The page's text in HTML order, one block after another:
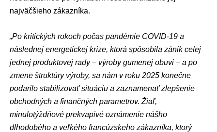
najväčšieho zákazníka.
„Po kritických rokoch počas pandémie COVID-19 a
následnej energetickej kríze, ktorá spôsobila zánik celej
jednej produktovej rady – výroby gumenej obuvi – a po
zmene štruktúry výroby, sa nám v roku 2025 konečne
podarilo stabilizovať situáciu a zaznamenať zlepšenie
obchodných a finančných parametrov. Žiaľ,
minulotýždňové prekvapivé oznámenie nášho
dlhodobého a veľkého francúzskeho zákazníka, ktorý